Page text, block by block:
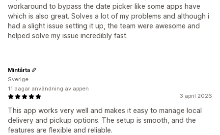
workaround to bypass the date picker like some apps have
which is also great. Solves a lot of my problems and although i
had a slight issue setting it up, the team were awesome and
helped solve my issue incredibly fast.
3 april 2026
This app works very well and makes it easy to manage local
delivery and pickup options. The setup is smooth, and the
features are flexible and reliable.
Mintårta
Sverige
11 dagar användning av appen